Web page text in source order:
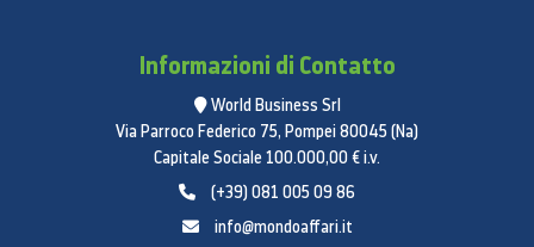
Informazioni di Contatto
World Business Srl
Via Parroco Federico 75, Pompei 80045 (Na)
Capitale Sociale 100.000,00 € i.v.
(+39) 081 005 09 86
info@mondoaffari.it